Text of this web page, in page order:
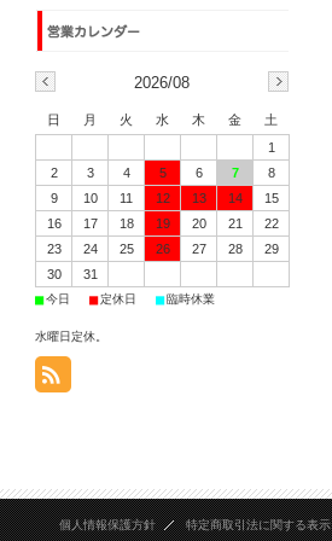
2026/08
日 月 火 水 木 金
土
1
2
3 4 5 6 7
8
9
10 11 12 13 14
15
16
17 18 19 20 21
22
23
24 25 26 27 28
29
30
31
■今日 ■定休日 ■臨時休業
水曜日定休。
個人情報保護方針 特定商取引法に関する表示